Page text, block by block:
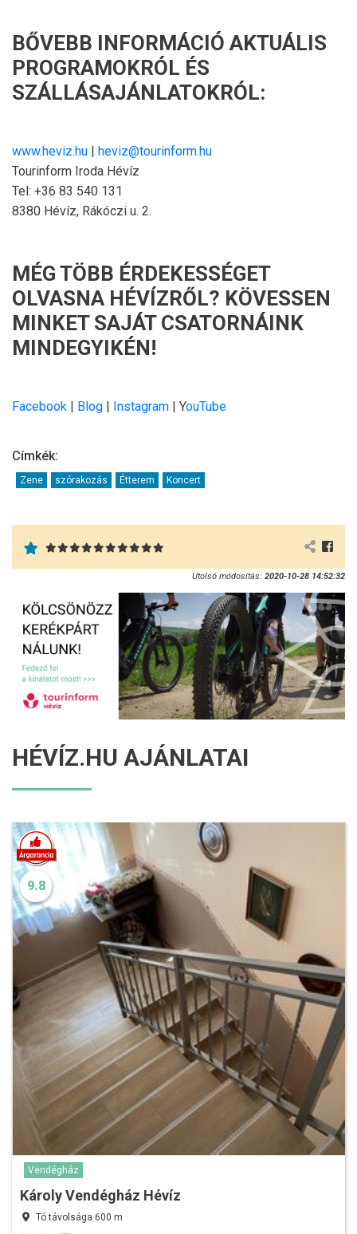
BŐVEBB INFORMÁCIÓ AKTUÁLIS
PROGRAMOKRÓL ÉS
SZÁLLÁSAJÁNLATOKRÓL:
www.heviz.hu | heviz@tourinform.hu
Tourinform Iroda Hévíz
Tel: +36 83 540 131
8380 Hévíz, Rákóczi u. 2.
MÉG TÖBB ÉRDEKESSÉGET
OLVASNA HÉVÍZRŐL? KÖVESSEN
MINKET SAJÁT CSATORNÁINK
MINDEGYIKÉN!
Facebook | Blog | Instagram | YouTube
Címkék:
Zene szórakozás Étterem Koncert
Utolsó módosítás: 2020-10-28 14:52:32
HÉVÍZ.HU AJÁNLATAI
9.8
Vendégház
Károly Vendégház Hévíz
Tó távolsága 600 m